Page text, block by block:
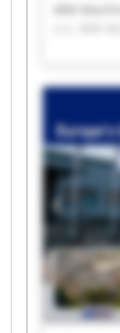
MM
Z o.o.
Machinery
MM
o.o. MM
Z o.o. MM
Sp. Z o.o.
MM
o.o.